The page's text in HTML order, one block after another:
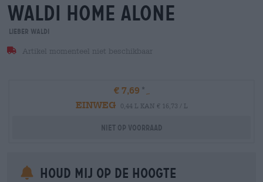
waldi home alone
Lieber Waldi
Artikel momenteel niet beschikbaar
€ 7,69
EINWEG
0,44 L KAN € 16,73 / L
Niet op voorraad
Houd mij op de hoogte